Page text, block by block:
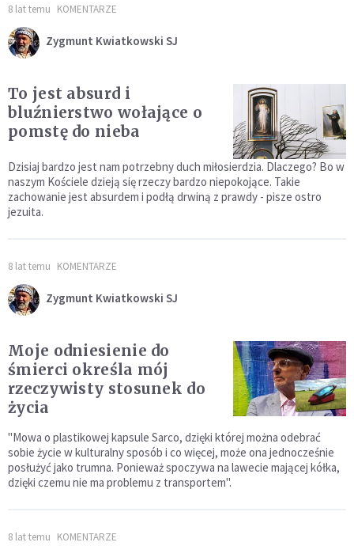
8 lat temu KOMENTARZE
Zygmunt Kwiatkowski SJ
To jest absurd i
bluźnierstwo wołające o
pomstę do nieba
Dzisiaj bardzo jest nam potrzebny duch miłosierdzia. Dlaczego? Bo w
naszym Kościele dzieją się rzeczy bardzo niepokojące. Takie
zachowanie jest absurdem i podłą drwiną z prawdy - pisze ostro
jezuita.
8 lat temu KOMENTARZE
Zygmunt Kwiatkowski SJ
Moje odniesienie do
śmierci określa mój
rzeczywisty stosunek do
życia
"Mowa o plastikowej kapsule Sarco, dzięki której można odebrać
sobie życie w kulturalny sposób i co więcej, może ona jednocześnie
posłużyć jako trumna. Ponieważ spoczywa na lawecie mającej kółka,
dzięki czemu nie ma problemu z transportem".
8 lat temu KOMENTARZE